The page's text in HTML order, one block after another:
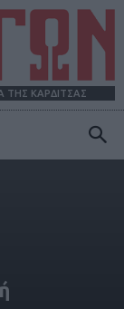
ΤΗΣ ΚΑΡΔΙΤΣΑΣ